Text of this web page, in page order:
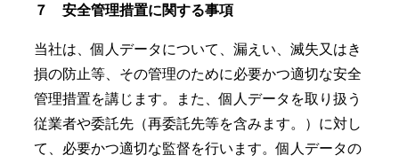
７ 安全管理措置に関する事項
当社は、個人データについて、漏えい、滅失又はき
損の防止等、その管理のために必要かつ適切な安全
管理措置を講じます。また、個人データを取り扱う
従業者や委託先（再委託先等を含みます。）に対し
て、必要かつ適切な監督を行います。個人データの